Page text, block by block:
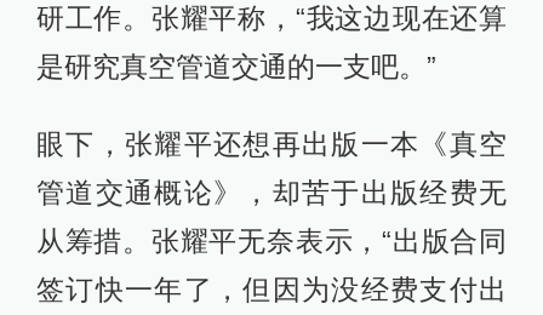
研工作。张耀平称，“我这边现在还算
是研究真空管道交通的一支吧。”
眼下，张耀平还想再出版一本《真空
管道交通概论》，却苦于出版经费无
从筹措。张耀平无奈表示，“出版合同
签订快一年了，但因为没经费支付出